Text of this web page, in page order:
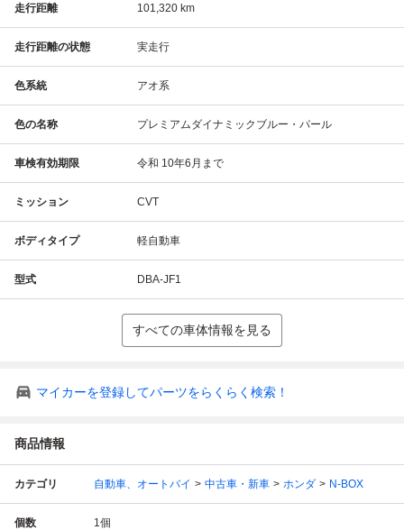
走行距離 101,320 km
走行距離の状態 実走行
色系統 アオ系
色の名称 プレミアムダイナミックブルー・パール
車検有効期限 令和 10年6月まで
ミッション CVT
ボディタイプ 軽自動車
型式 DBA-JF1
すべての車体情報を見る
マイカーを登録してパーツをらくらく検索！
商品情報
カテゴリ 自動車、オートバイ 中古車・新車 ホンダ N-BOX
個数 1個